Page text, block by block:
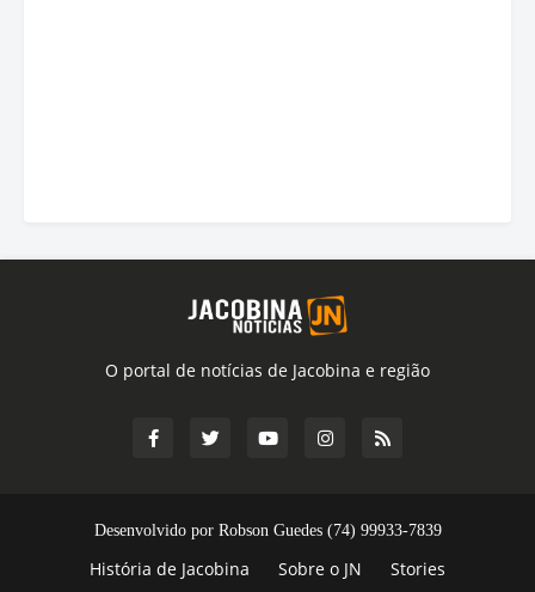
O portal de notícias de Jacobina e região
Desenvolvido por Robson Guedes (74) 99933-7839
História de Jacobina Sobre o JN Stories